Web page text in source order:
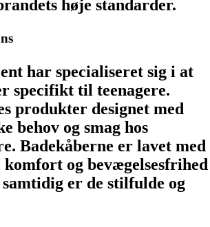
høje standarder.
har specialiseret sig i at
specifikt til teenagere.
produkter designet med
behov og smag hos
Badekåberne er lavet med
og bevægelsesfrihed
er de stilfulde og